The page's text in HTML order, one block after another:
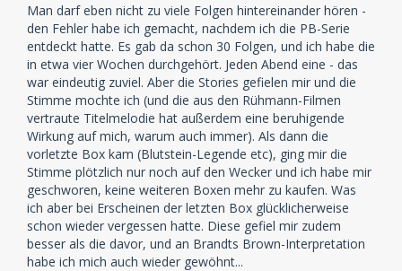
Man darf eben nicht zu viele Folgen hintereinander hören -
den Fehler habe ich gemacht, nachdem ich die PB-Serie
entdeckt hatte. Es gab da schon 30 Folgen, und ich habe die
in etwa vier Wochen durchgehört. Jeden Abend eine - das
war eindeutig zuviel. Aber die Stories gefielen mir und die
Stimme mochte ich (und die aus den Rühmann-Filmen
vertraute Titelmelodie hat außerdem eine beruhigende
Wirkung auf mich, warum auch immer). Als dann die
vorletzte Box kam (Blutstein-Legende etc), ging mir die
Stimme plötzlich nur noch auf den Wecker und ich habe mir
geschworen, keine weiteren Boxen mehr zu kaufen. Was
ich aber bei Erscheinen der letzten Box glücklicherweise
schon wieder vergessen hatte. Diese gefiel mir zudem
besser als die davor, und an Brandts Brown-Interpretation
habe ich mich auch wieder gewöhnt...